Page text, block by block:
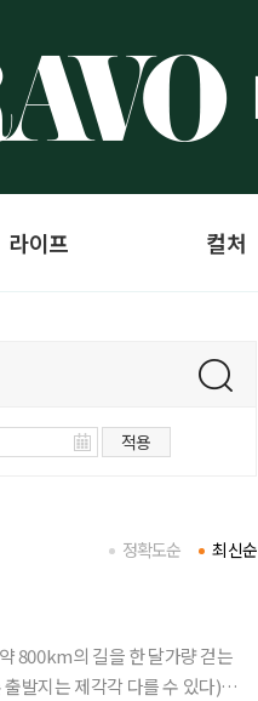
라이프 컬처
적용
최신순
정확도순
800km의 길을 한 달가량 걷는
발지는 제각각 다를 수 있다).